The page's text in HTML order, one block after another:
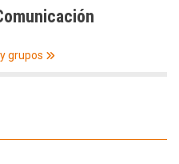
grupos